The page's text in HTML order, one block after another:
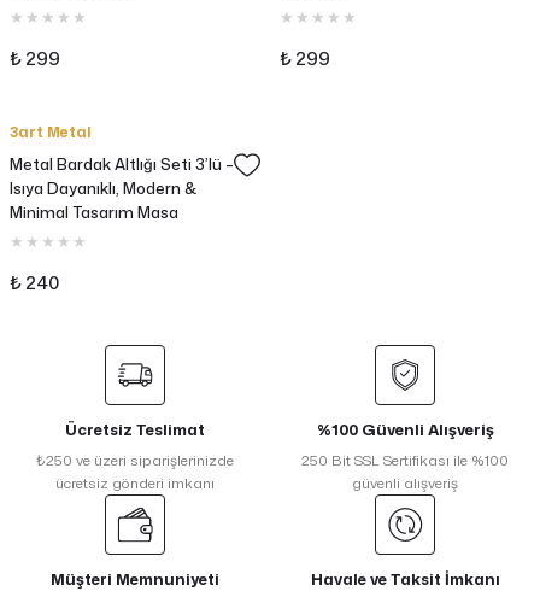
₺ 299 ₺ 299
3art Metal
Metal Bardak Altlığı Seti 3’lü –
Isıya Dayanıklı, Modern &
Minimal Tasarım Masa
Koruyucu
₺ 240
Ücretsiz Teslimat
₺250 ve üzeri siparişlerinizde
ücretsiz gönderi imkanı
%100 Güvenli Alışveriş
250 Bit SSL Sertifikası ile %100
güvenli alışveriş
Müşteri Memnuniyeti Havale ve Taksit İmkanı